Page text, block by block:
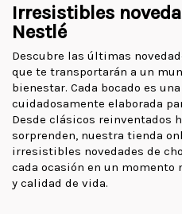
Irresistibles
Nestlé
Descubre las últimas
que te transportarán a un
bienestar. Cada bocado es
cuidadosamente elaborada
Desde clásicos reinventados
sorprenden, nuestra tienda
irresistibles novedades de
cada ocasión en un
y calidad de vida.